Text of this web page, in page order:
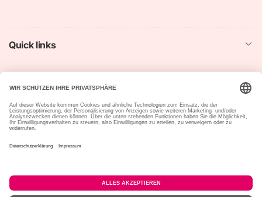
Quick links
Startseite
Suchen
Impressum
Datenschutzerklärung
Widerrufsformular
Geschäftsbedingungen